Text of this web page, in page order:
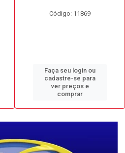
Código: 11869
Faça seu login ou
cadastre-se para
ver preços e
comprar